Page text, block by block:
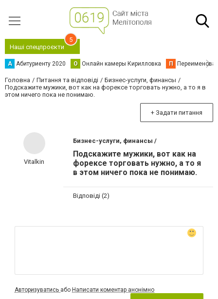
Наші спецпроєкти
5
А Абитуриенту 2020 О Онлайн камеры Кирилловка П
Головна Питання та відповіді
Бизнес-услуги, финансы
Подскажите мужики, вот как на форексе торговать нужно, а то я в
этом ничего пока не понимаю.
+ Задати питання
Vitalkin
Бизнес-услуги, финансы /
Подскажите мужики, вот как на
форексе торговать нужно, а то я
в этом ничего пока не понимаю.
Відповіді (2)
Авторизуватись або Написати коментар анонімно